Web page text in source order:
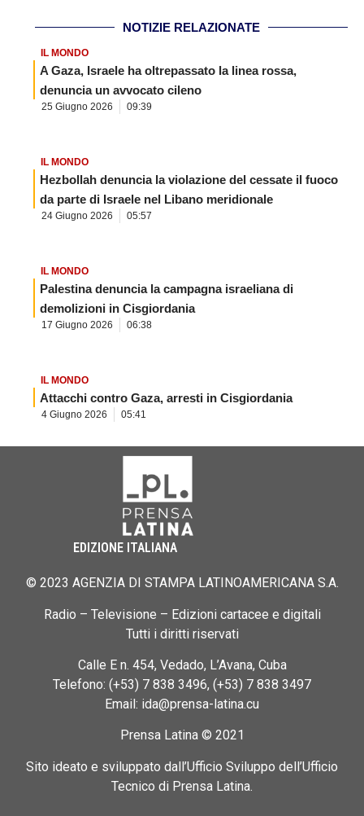
NOTIZIE RELAZIONATE
IL MONDO
A Gaza, Israele ha oltrepassato la linea rossa,
denuncia un avvocato cileno
25 Giugno 2026 09:39
IL MONDO
Hezbollah denuncia la violazione del cessate il fuoco
da parte di Israele nel Libano meridionale
24 Giugno 2026 05:57
IL MONDO
Palestina denuncia la campagna israeliana di
demolizioni in Cisgiordania
17 Giugno 2026 06:38
IL MONDO
Attacchi contro Gaza, arresti in Cisgiordania
4 Giugno 2026 05:41
EDIZIONE ITALIANA
© 2023 AGENZIA DI STAMPA LATINOAMERICANA S.A.
Radio – Televisione – Edizioni cartacee e digitali
Tutti i diritti riservati
Calle E n. 454, Vedado, L’Avana, Cuba
Telefono: (+53) 7 838 3496, (+53) 7 838 3497
Email: ida@prensa-latina.cu
Prensa Latina © 2021
Sito ideato e sviluppato dall’Ufficio Sviluppo dell’Ufficio
Tecnico di Prensa Latina.